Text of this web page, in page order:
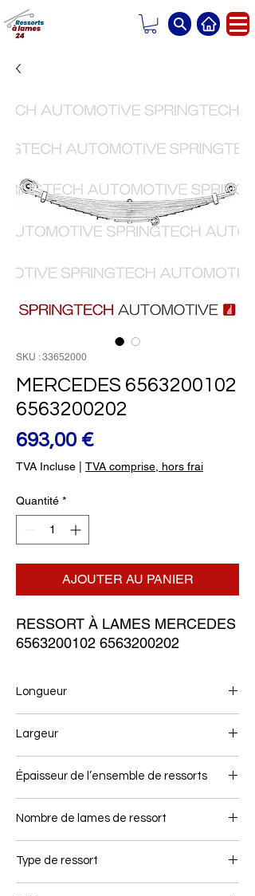
SKU : 33652000
MERCEDES 6563200102
6563200202
693,00 €Prix
TVA Incluse TVA comprise, hors frai
Quantité *
AJOUTER AU PANIER
RESSORT À LAMES MERCEDES
6563200102 6563200202
Longueur
Largeur
Épaisseur de l’ensemble de ressorts
Nombre de lames de ressort
Type de ressort